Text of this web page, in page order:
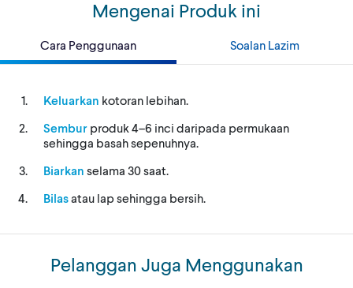
Mengenai Produk ini
Cara Penggunaan Soalan Lazim
Keluarkan kotoran lebihan.
Sembur produk 4–6 inci daripada permukaan
sehingga basah sepenuhnya.
Biarkan selama 30 saat.
Bilasatau lap sehingga bersih.
Pelanggan Juga Menggunakan